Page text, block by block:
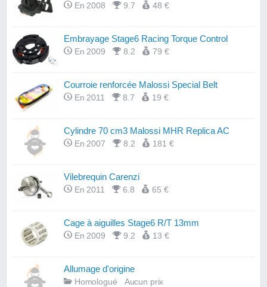
En 2008 9.7 48 €
Embrayage Stage6 Racing Torque Control
En 2009 8.2 79 €
Courroie renforcée Malossi Special Belt
En 2011 8.7 19 €
Cylindre 70 cm3 Malossi MHR Replica AC
En 2007 8.2 181 €
Vilebrequin Carenzi
En 2011 6.8 65 €
Cage à aiguilles Stage6 R/T 13mm
En 2009 9.2 13 €
Allumage d'origine
Homologué Aucun prix